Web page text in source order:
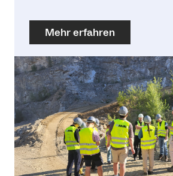
Mehr erfahren